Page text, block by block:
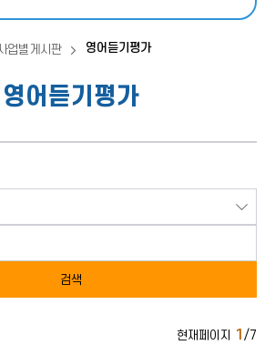
업별게시판 영어듣기평가
영어듣기평가
검색
현재페이지 1 /7